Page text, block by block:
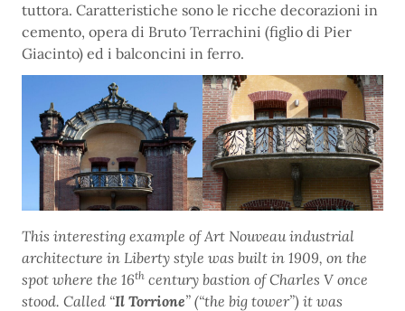
tuttora. Caratteristiche sono le ricche decorazioni in
cemento, opera di Bruto Terrachini (figlio di Pier
Giacinto) ed i balconcini in ferro.
This interesting example of Art Nouveau industrial
architecture in Liberty style was built in 1909, on the
spot where the 16th century bastion of Charles V once
stood. Called “Il Torrione” (“the big tower”) it was